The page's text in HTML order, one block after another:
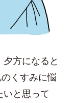
方になると
くすみに悩
いと思って